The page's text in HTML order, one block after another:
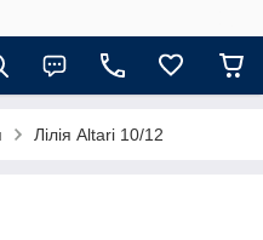
Лілія Altari 10/12